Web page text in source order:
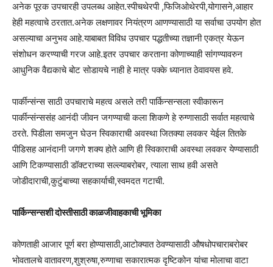
अनेक पूरक उपचारही उपलब्ध आहेत.स्पीचथेरपी ,फिजिओथेरपी,योगासने,आहार
हेही महत्वाचे ठरतात.अनेक लक्षणावर नियंत्रण आणण्यासाठी या सर्वाचा उपयोग होत
असल्याचा अनुभव आहे.याबाबत विविध उपचार पद्धतीच्या तज्ञानी एकत्र येऊन
संशोधन करण्याची गरज आहे.इतर उपचार करताना कोणाच्याही सांगण्यावरुन
आधुनिक वैद्यकाचे बोट सोडायचे नाही हे मात्र पक्के ध्यानात ठेवावयस हवे.
पार्कीन्संन्स साठी उपचाराचे महत्व असले तरी पार्किन्सन्सला स्वीकारून
पार्कीन्संन्ससंह आनंदी जीवन जगण्याची कला शिकणे हे रुग्णासाठी सर्वात महत्वाचे
ठरते. पिडीला समजुन घेउन स्विकाराची अवस्था जितक्या लवकर येईल तितके
पीडिसह आनंदानी जगणे शक्य होते आणि ही स्विकाराची अवस्था लवकर येण्यासाठी
आणि टिकण्यासाठी डॉक्टराच्या सल्ल्याबरोबर, त्याला साथ हवी असते
जोडीदाराची,कुटुंबाच्या सहकार्याची,स्वमदत गटाची.
पार्किन्सन्सशी दोस्तीसाठी काळजीवाहकाची भूमिका
कोणताही आजार पूर्ण बरा होण्यासाठी,आटोक्यात ठेवण्यासाठी औषधोपचाराबरोबर
भोवतालचे वातावरण,शुश्रुषा,रुग्णाचा सकारात्मक दृष्टिकोन यांचा मोलाचा वाटा